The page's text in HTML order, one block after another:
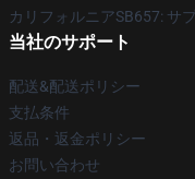
カリフォルニアSB657: サ
当社のサポート
配送&配送ポリシー
支払条件
返品・返金ポリシー
お問い合わせ